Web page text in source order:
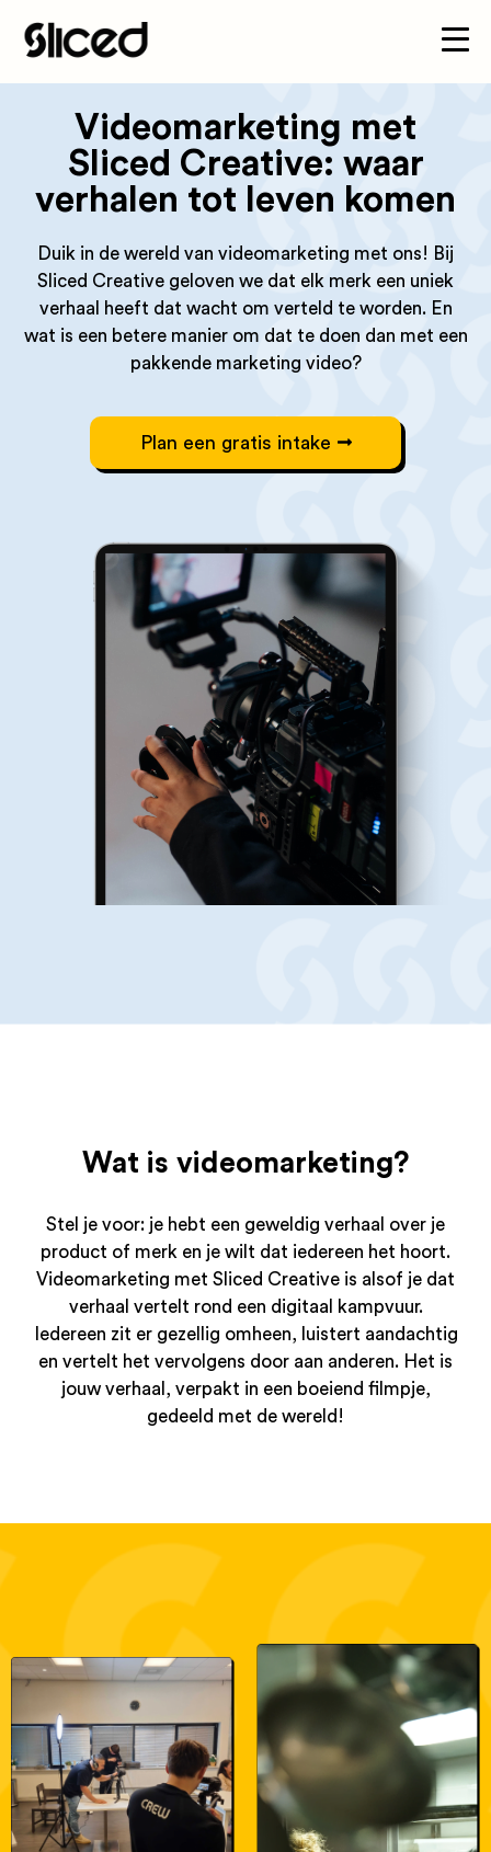
Videomarketing met
Sliced Creative: waar
verhalen tot leven komen
Duik in de wereld van videomarketing met ons! Bij
Sliced Creative geloven we dat elk merk een uniek
verhaal heeft dat wacht om verteld te worden. En
wat is een betere manier om dat te doen dan met een
pakkende marketing video?
Plan een gratis intake
Wat is videomarketing?
Stel je voor: je hebt een geweldig verhaal over je
product of merk en je wilt dat iedereen het hoort.
Videomarketing met Sliced Creative is alsof je dat
verhaal vertelt rond een digitaal kampvuur.
Iedereen zit er gezellig omheen, luistert aandachtig
en vertelt het vervolgens door aan anderen. Het is
jouw verhaal, verpakt in een boeiend filmpje,
gedeeld met de wereld!